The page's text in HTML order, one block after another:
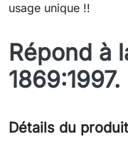
usage unique !!
Répond à
1869:1997.
Détails du produit